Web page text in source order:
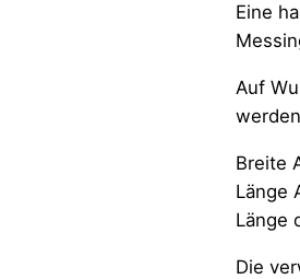
Eine
Auf
Breite
Länge
Länge
Die